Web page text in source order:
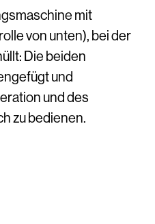
mit
von unten), bei der
Die beiden
und
und des
zu bedienen.